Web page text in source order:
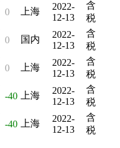
0 上海
2022-
12-13
含
税
0 国内
2022-
12-13
含
税
0 上海
2022-
12-13
含
税
-40 上海
2022-
12-13
含
税
-40 上海
2022-
12-13
含
税